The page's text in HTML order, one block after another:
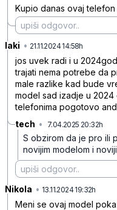
Kupio danas ovaj
laki • 21.11.2024 14:58h
jos uvek radi i u
trajati nema potrebe da
male razlike kad bude
model sad izadje u
telefonima pogotovo
tech • 7.04.2025 20:32h
S obzirom da je pro ili
novijim modelom i
Nikola • 13.11.2024 19:32h
Meni se ovaj model